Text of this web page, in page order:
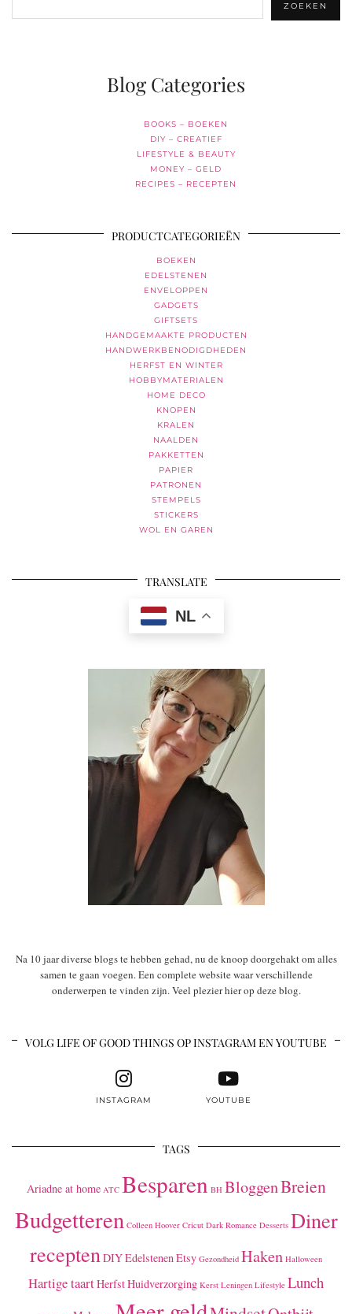
ZOEKEN
Blog Categories
BOOKS – BOEKEN
DIY – CREATIEF
LIFESTYLE & BEAUTY
MONEY – GELD
RECIPES – RECEPTEN
PRODUCTCATEGORIEËN
BOEKEN
EDELSTENEN
ENVELOPPEN
GADGETS
GIFTSETS
HANDGEMAAKTE PRODUCTEN
HANDWERKBENODIGDHEDEN
HERFST EN WINTER
HOBBYMATERIALEN
HOME DECO
KNOPEN
KRALEN
NAALDEN
PAKKETTEN
PAPIER
PATRONEN
STEMPELS
STICKERS
WOL EN GAREN
TRANSLATE
NL
Na 10 jaar diverse blogs te hebben gehad, nu de knoop doorgehakt om alles
samen te gaan voegen. Een complete website waar verschillende
onderwerpen te vinden zijn. Veel plezier hier op deze blog.
VOLG LIFE OF GOOD THINGS OP INSTAGRAM EN YOUTUBE
INSTAGRAM YOUTUBE
TAGS
Ariadne at home ATC Besparen BH BloggenBreien
Budgetteren Colleen Hoover Cricut Dark Romance Desserts Diner
receptenDIYEdelstenenEtsy Gezondheid Haken Halloween
Hartige taartHerfstHuidverzorging Kerst Leningen Lifestyle Lunch